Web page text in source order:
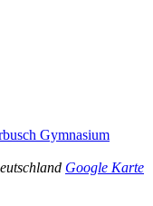
Gymnasium
Google Karte